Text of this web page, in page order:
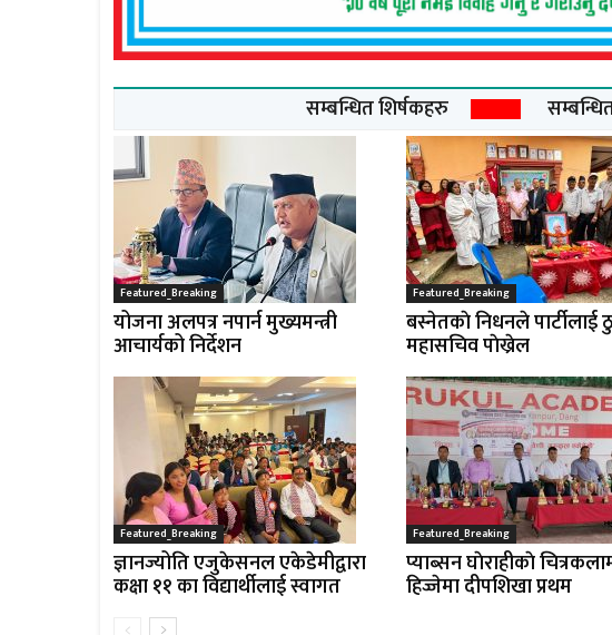
सम्बन्धित शिर्षकहरु
Featured_Breaking
योजना अलपत्र नपार्न मुख्यमन्त्री
आचार्यको निर्देशन
Featured_Breaking
बस्नेतकाे निधनले पार्टीलाई
महासचिव पाेख्रेल
Featured_Breaking
ज्ञानज्योति एजुकेसनल एकेडेमीद्वारा
कक्षा ११ का विद्यार्थीलाई स्वागत
Featured_Breaking
प्याब्सन घाेराहीकाे
हिज्जेमा दीपशिखा प्रथम